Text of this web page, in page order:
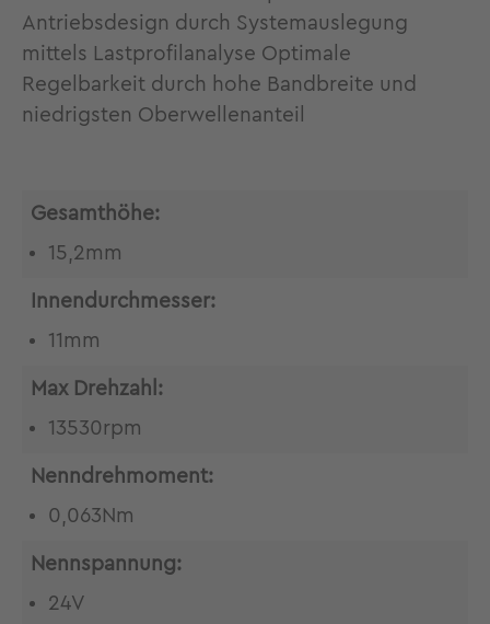
Antriebsdesign durch Systemauslegung
mittels Lastprofilanalyse Optimale
Regelbarkeit durch hohe Bandbreite und
niedrigsten Oberwellenanteil
Gesamthöhe:
15,2mm
Innendurchmesser:
11mm
Max Drehzahl:
13530rpm
Nenndrehmoment:
0,063Nm
Nennspannung:
24V